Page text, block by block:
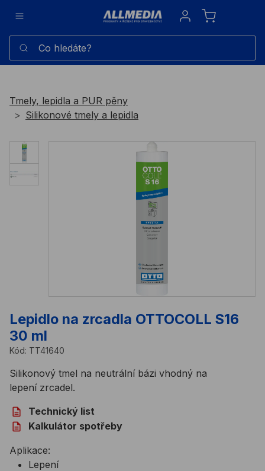
Sign in
Co hledáte?
Tmely, lepidla a PUR pěny
Silikonové tmely a lepidla
Lepidlo na zrcadla OTTOCOLL S16
30 ml
Kód: TT41640
Silikonový tmel na neutrální bázi vhodný na
lepení zrcadel.
Technický list
Kalkulátor spotřeby
Aplikace:
Lepení